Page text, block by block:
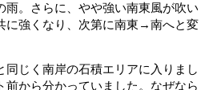
雨。さらに、やや強い南東風が吹い
に強くなり、次第に南東→南へと変
同じく南岸の石積エリアに入りまし
前から分かっていました。なぜなら